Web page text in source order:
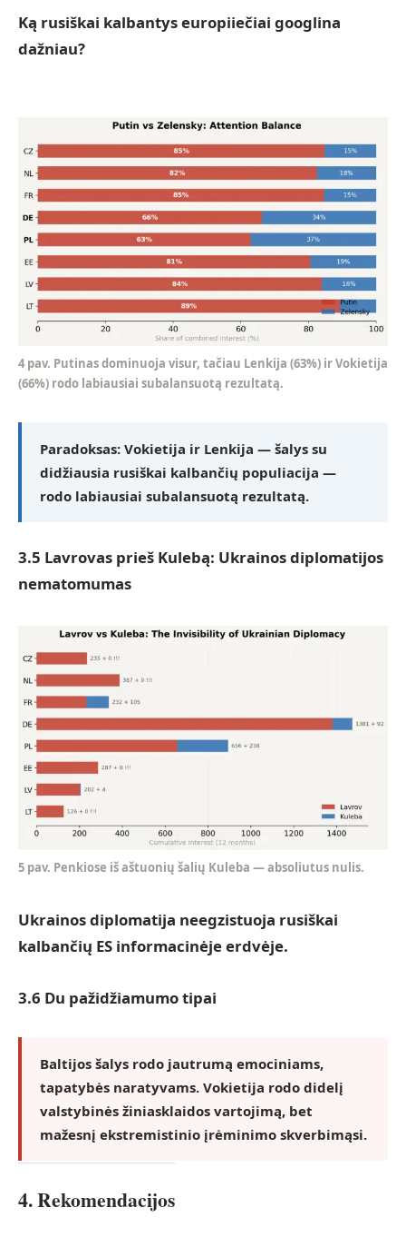
Ką rusiškai kalbantys europiiečiai googlina
dažniau?
4 pav. Putinas dominuoja visur, tačiau Lenkija (63%) ir Vokietija
(66%) rodo labiausiai subalansuotą rezultatą.
Paradoksas: Vokietija ir Lenkija — šalys su
didžiausia rusiškai kalbančių populiacija —
rodo labiausiai subalansuotą rezultatą.
3.5 Lavrovas prieš Kulebą: Ukrainos diplomatijos
nematomumas
5 pav. Penkiose iš aštuonių šalių Kuleba — absoliutus nulis.
Ukrainos diplomatija neegzistuoja rusiškai
kalbančių ES informacinėje erdvėje.
3.6 Du pažidžiamumo tipai
Baltijos šalys rodo jautrumą emociniams,
tapatybės naratyvams. Vokietija rodo didelį
valstybinės žiniasklaidos vartojimą, bet
mažesnį ekstremistinio įrėminimo skverbimąsi.
4. Rekomendacijos